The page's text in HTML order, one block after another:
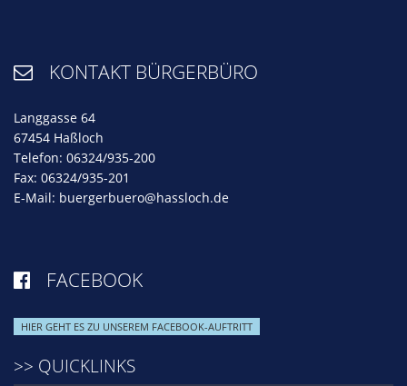
 KONTAKT BÜRGERBÜRO
Langgasse 64
67454 Haßloch
Telefon: 06324/935-200
Fax: 06324/935-201
E-Mail: buergerbuero@hassloch.de
 FACEBOOK
HIER GEHT ES ZU UNSEREM FACEBOOK-AUFTRITT
>> QUICKLINKS